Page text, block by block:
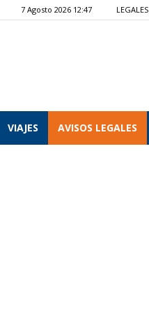
7 Agosto 2026 12:47 LEGALES
VIAJES AVISOS LEGALES